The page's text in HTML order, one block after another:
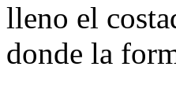
lleno el
donde la